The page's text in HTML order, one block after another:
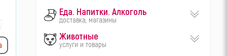
Еда. Напитки. Алкоголь
доставка, магазины
Животные
услуги и товары